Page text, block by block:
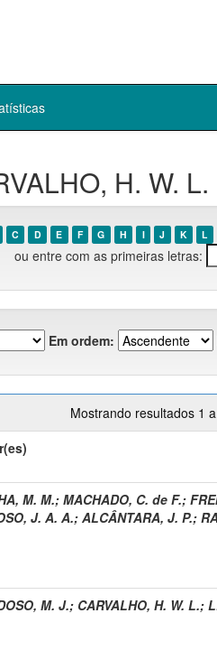
H. W. L.
C D E F G H I J K L
ou entre com as primeiras letras:
Em ordem:
Mostrando resultados 1
M. M.; MACHADO, C. de F.;
J. A. A.; ALCÂNTARA, J. P.;
M. J.; CARVALHO, H. W. L.;